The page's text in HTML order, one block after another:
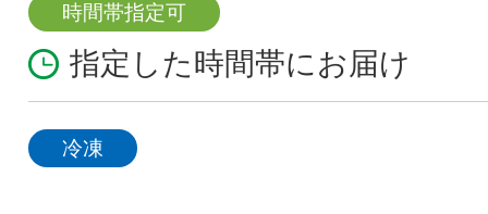
時間帯指定可
指定した時間帯にお届け
冷凍